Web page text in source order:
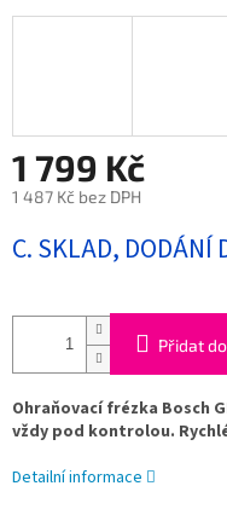
1 799 Kč
1 487 Kč bez DPH
cena:
C. SKLAD, DODÁNÍ
Přidat
Ohraňovací frézka Bosch
vždy pod kontrolou.
Detailní informace